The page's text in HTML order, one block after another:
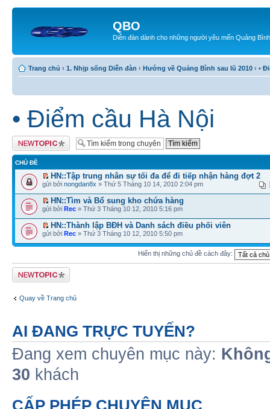
QBO
Diễn đàn dành cho những người yêu mến Quảng Bình
Trang chủ ‹ 1. Nhịp sống Diễn đàn ‹ Hướng về Quảng Bình sau lũ 2010 ‹ •
• Điểm cầu Hà Nội
Tạo chủ đề mới
CHỦ ĐỀ
HN::Tập trung nhân sự tối đa để đi tiếp nhận hàng đợt 2
gửi bởi nongdan8x » Thứ 5 Tháng 10 14, 2010 2:04 pm
HN::Tìm và Bổ sung kho chứa hàng
gửi bởi Rec » Thứ 3 Tháng 10 12, 2010 5:16 pm
HN::Thành lập BĐH và Danh sách điều phối viên
gửi bởi Rec » Thứ 3 Tháng 10 12, 2010 5:50 pm
Hiển thị những chủ đề cách đây:
Tạo chủ đề mới
Quay về Trang chủ
AI ĐANG TRỰC TUYẾN?
Đang xem chuyên mục này:
30 khách
CẤP PHÉP CHUYÊN MỤC